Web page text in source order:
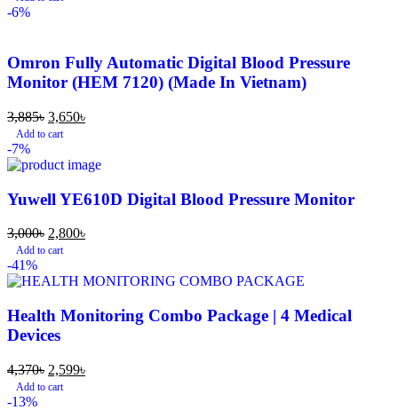
-6%
Omron Fully Automatic Digital Blood Pressure
Monitor (HEM 7120) (Made In Vietnam)
3,885৳ 3,650৳
Add to cart
-7%
Yuwell YE610D Digital Blood Pressure Monitor
3,000৳ 2,800৳
Add to cart
-41%
Health Monitoring Combo Package | 4 Medical
Devices
4,370৳ 2,599৳
Add to cart
-13%